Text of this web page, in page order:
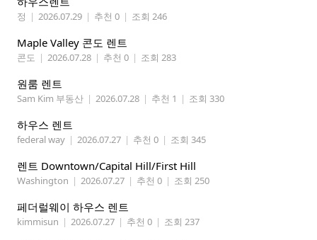
정 | 2026.07.29 | 추천 0 | 조회 246
Maple Valley 콘도 렌트
콘도 | 2026.07.28 | 추천 0 | 조회 283
원룸 렌트
Sam Kim 부동산 | 2026.07.28 | 추천 1 | 조회 330
하우스 렌트
federal way | 2026.07.27 | 추천 0 | 조회 345
렌트 Downtown/Capital Hill/First Hill
Washington | 2026.07.27 | 추천 0 | 조회 250
페더럴웨이 하우스 렌트
kimmisun | 2026.07.27 | 추천 0 | 조회 237